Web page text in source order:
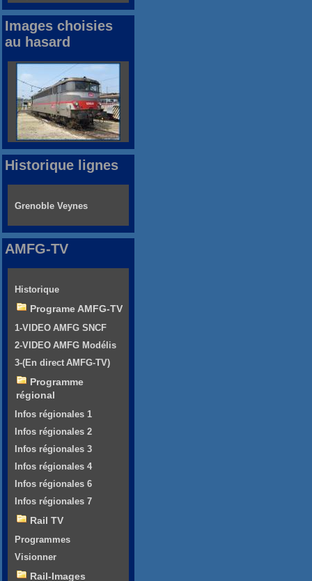
Images choisies
au hasard
Historique lignes
Grenoble Veynes
AMFG-TV
Historique
Programe AMFG-TV
1-VIDEO AMFG SNCF
2-VIDEO AMFG Modélis
3-(En direct AMFG-TV)
Programme
régional
Infos régionales 1
Infos régionales 2
Infos régionales 3
Infos régionales 4
Infos régionales 6
Infos régionales 7
Rail TV
Programmes
Visionner
Rail-Images